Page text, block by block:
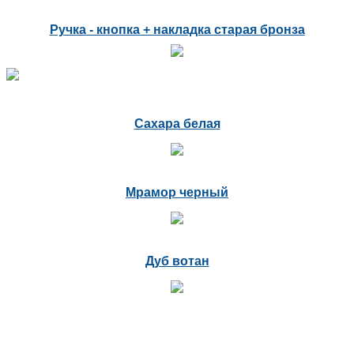
Ручка - кнопка + накладка старая бронза
Сахара белая
Мрамор черный
Дуб вотан